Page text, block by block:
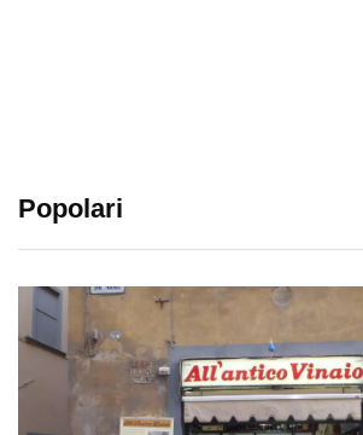
Popolari